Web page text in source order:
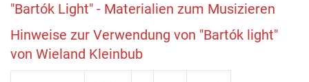
"Bartók Light" - Materialien zum Musizieren
Hinweise zur Verwendung von "Bartók light"
von Wieland Kleinbub